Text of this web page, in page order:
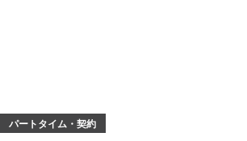
パートタイム・契約